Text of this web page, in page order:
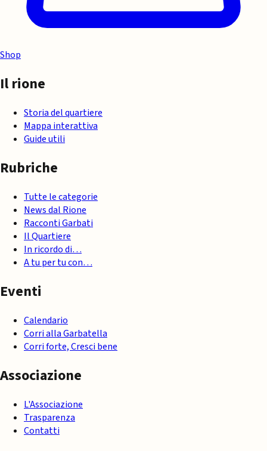
Shop
Il rione
Storia del quartiere
Mappa interattiva
Guide utili
Rubriche
Tutte le categorie
News dal Rione
Racconti Garbati
Il Quartiere
In ricordo di…
A tu per tu con…
Eventi
Calendario
Corri alla Garbatella
Corri forte, Cresci bene
Associazione
L'Associazione
Trasparenza
Contatti